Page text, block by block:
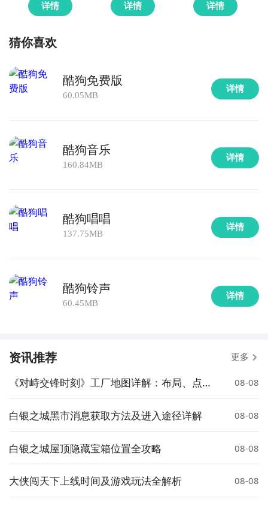
详情 详情 详情
猜你喜欢
酷狗免费版
60.05MB
详情
酷狗音乐
160.84MB
详情
酷狗唱唱
137.75MB
详情
酷狗铃声
60.45MB
详情
资讯推荐 更多
《对峙交锋时刻》工厂地图详解：布局、点位
08-08
白银之城黑市消息获取方法及进入途径详解 08-08
白银之城屋顶隐藏宝箱位置全攻略 08-08
大侠闯天下上线时间及游戏玩法全解析 08-08